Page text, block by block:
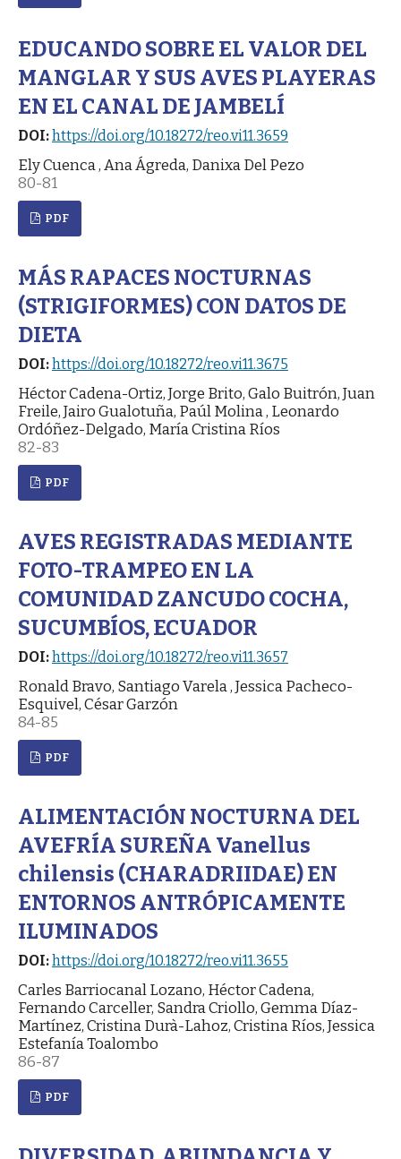
EDUCANDO SOBRE EL VALOR DEL
MANGLAR Y SUS AVES PLAYERAS
EN EL CANAL DE JAMBELÍ
DOI:https://doi.org/10.18272/reo.vi11.3659
Ely Cuenca , Ana Ágreda, Danixa Del Pezo
80-81
PDF
MÁS RAPACES NOCTURNAS
(STRIGIFORMES) CON DATOS DE
DIETA
DOI:https://doi.org/10.18272/reo.vi11.3675
Héctor Cadena-Ortiz, Jorge Brito, Galo Buitrón, Juan
Freile, Jairo Gualotuña, Paúl Molina , Leonardo
Ordóñez-Delgado, María Cristina Ríos
82-83
PDF
AVES REGISTRADAS MEDIANTE
FOTO-TRAMPEO EN LA
COMUNIDAD ZANCUDO COCHA,
SUCUMBÍOS, ECUADOR
DOI:https://doi.org/10.18272/reo.vi11.3657
Ronald Bravo, Santiago Varela , Jessica Pacheco-
Esquivel, César Garzón
84-85
PDF
ALIMENTACIÓN NOCTURNA DEL
AVEFRÍA SUREÑA Vanellus
chilensis (CHARADRIIDAE) EN
ENTORNOS ANTRÓPICAMENTE
ILUMINADOS
DOI:https://doi.org/10.18272/reo.vi11.3655
Carles Barriocanal Lozano, Héctor Cadena,
Fernando Carceller, Sandra Criollo, Gemma Díaz-
Martínez, Cristina Durà-Lahoz, Cristina Ríos, Jessica
Estefanía Toalombo
86-87
PDF